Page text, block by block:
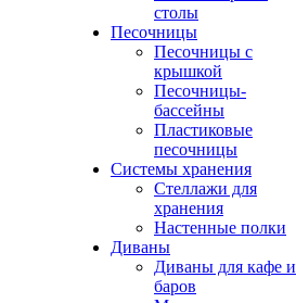
столы
Песочницы
Песочницы с
крышкой
Песочницы-
бассейны
Пластиковые
песочницы
Системы хранения
Стеллажи для
хранения
Настенные полки
Диваны
Диваны для кафе и
баров